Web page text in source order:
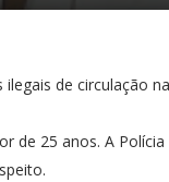
de circulação
de 25 anos. A